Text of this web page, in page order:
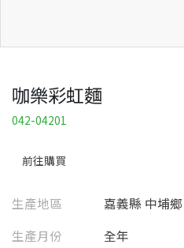
咖樂彩虹麵
042-04201
前往購買
生產地區
嘉義縣 中埔鄉
生產月份
全年